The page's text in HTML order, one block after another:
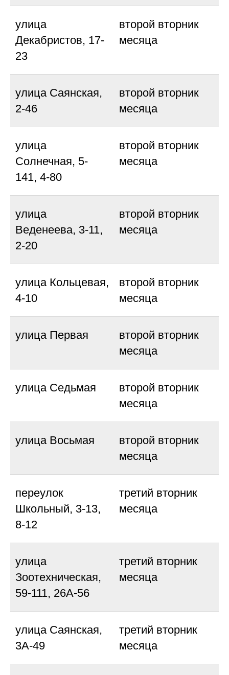
улица
Декабристов, 17-
23
второй вторник
месяца
улица Саянская,
2-46
второй вторник
месяца
улица
Солнечная, 5-
141, 4-80
второй вторник
месяца
улица
Веденеева, 3-11,
2-20
второй вторник
месяца
улица Кольцевая,
4-10
второй вторник
месяца
улица Первая
второй вторник
месяца
улица Седьмая
второй вторник
месяца
улица Восьмая
второй вторник
месяца
переулок
Школьный, 3-13,
8-12
третий вторник
месяца
улица
Зоотехническая,
59-111, 26А-56
третий вторник
месяца
улица Саянская,
3А-49
третий вторник
месяца